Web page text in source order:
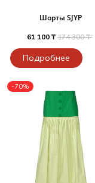
Шорты SJYP
61 100 ₸174 300 ₸
Подробнее
-70%